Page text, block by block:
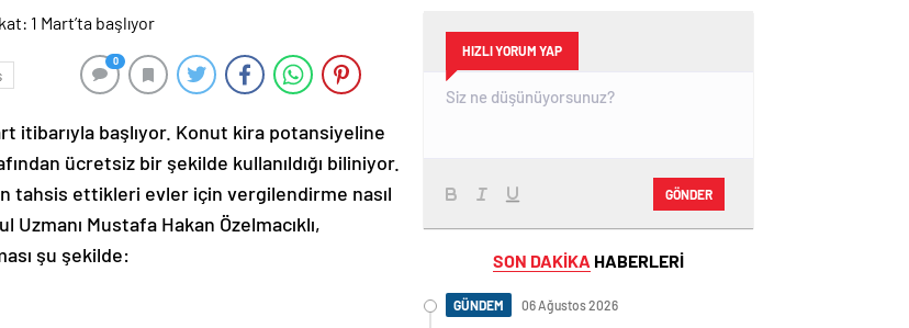
0
itibarıyla başlıyor. Konut kira potansiyeline
ücretsiz bir şekilde kullanıldığı biliniyor.
tahsis ettikleri evler için vergilendirme nasıl
Mustafa Hakan Özelmacıklı,
şu şekilde:
HIZLI YORUM YAP
GÖNDER
SON DAKİKA HABERLERİ
GÜNDEM 06 Ağustos 2026